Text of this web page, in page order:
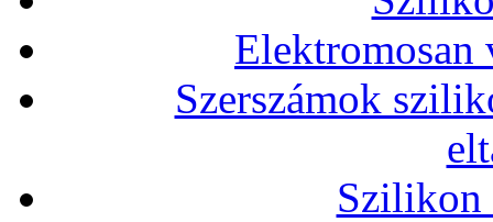
Elektromosan
Szerszámok
Szilikon